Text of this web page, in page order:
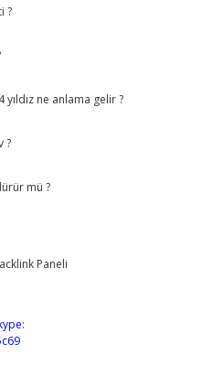
?
ne anlama gelir ?
?
mü ?